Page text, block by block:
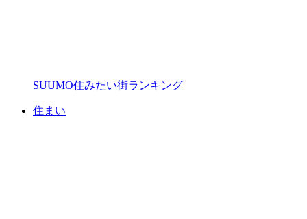
SUUMO住みたい街ランキング
住まい